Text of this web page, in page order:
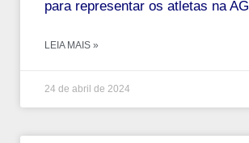
para representar os atletas na AG
LEIA MAIS »
24 de abril de 2024